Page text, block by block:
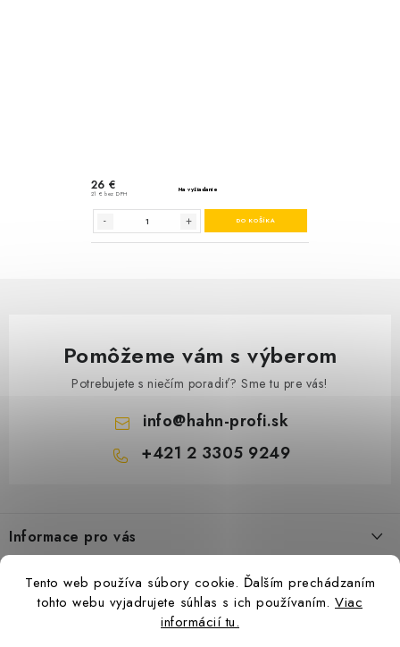
Tento web používa súbory cookie. Ďalším prechádzaním
tohto webu vyjadrujete súhlas s ich používaním. Viac
informácií tu.
8 € bez DPH
10 €
Palivový filter XL
Pomôžeme vám s výberom
Potrebujete s niečím poradiť? Sme tu pre vás!
info@hahn-profi.sk
+421 2 3305 9249
p
ä
Informace pro vás
Zásady ochrany osobných údajov